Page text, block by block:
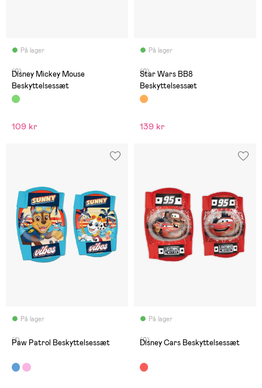
På lager
(0)
Disney Mickey Mouse
Beskyttelsessæt
109 kr
På lager
(0)
Star Wars BB8
Beskyttelsessæt
139 kr
På lager
(1)
Paw Patrol Beskyttelsessæt
På lager
(0)
Disney Cars Beskyttelsessæt